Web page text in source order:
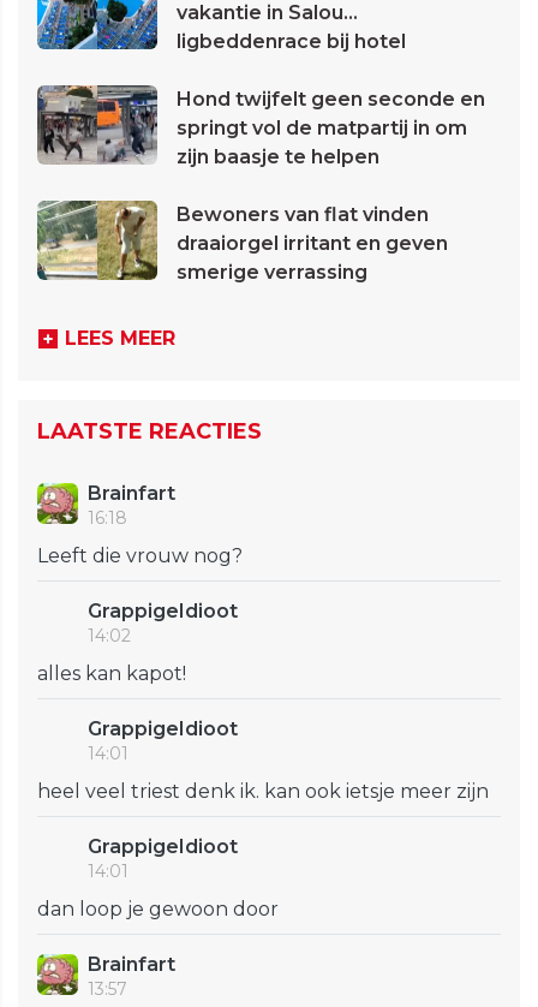
vakantie in Salou...
ligbeddenrace bij hotel
Hond twijfelt geen seconde en
springt vol de matpartij in om
zijn baasje te helpen
Bewoners van flat vinden
draaiorgel irritant en geven
smerige verrassing
LEES MEER
LAATSTE REACTIES
Brainfart
16:18
Leeft die vrouw nog?
GrappigeIdioot
14:02
alles kan kapot!
GrappigeIdioot
14:01
heel veel triest denk ik. kan ook ietsje meer zijn
GrappigeIdioot
14:01
dan loop je gewoon door
Brainfart
13:57